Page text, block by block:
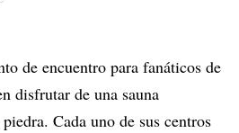
de encuentro para fanáticos de
disfrutar de una sauna
Cada uno de sus centros